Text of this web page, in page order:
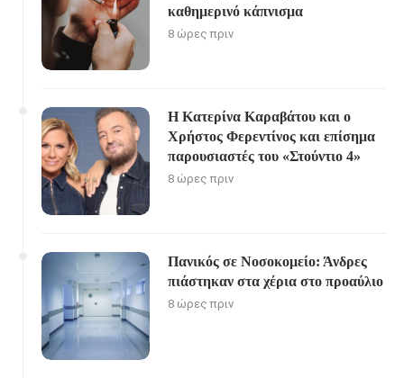
καθημερινό κάπνισμα
8 ώρες πριν
Η Κατερίνα Καραβάτου και ο
Χρήστος Φερεντίνος και επίσημα
παρουσιαστές του «Στούντιο 4»
8 ώρες πριν
Πανικός σε Νοσοκομείο: Άνδρες
πιάστηκαν στα χέρια στο προαύλιο
8 ώρες πριν